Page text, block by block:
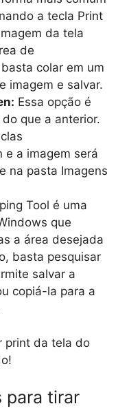
a tecla Print
da tela
de
colar em um
imagem e salvar.
Essa opção é
que a anterior.
e a imagem será
na pasta Imagens
Tool é uma
que
a área desejada
basta pesquisar
salvar a
copiá-la para a
print da tela do
para tirar